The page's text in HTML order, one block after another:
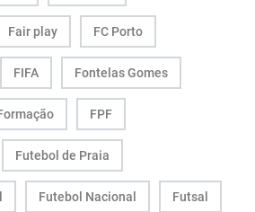
Fair play FC Porto
FIFA Fontelas Gomes
FPF
Futebol de Praia
Futebol Nacional Futsal